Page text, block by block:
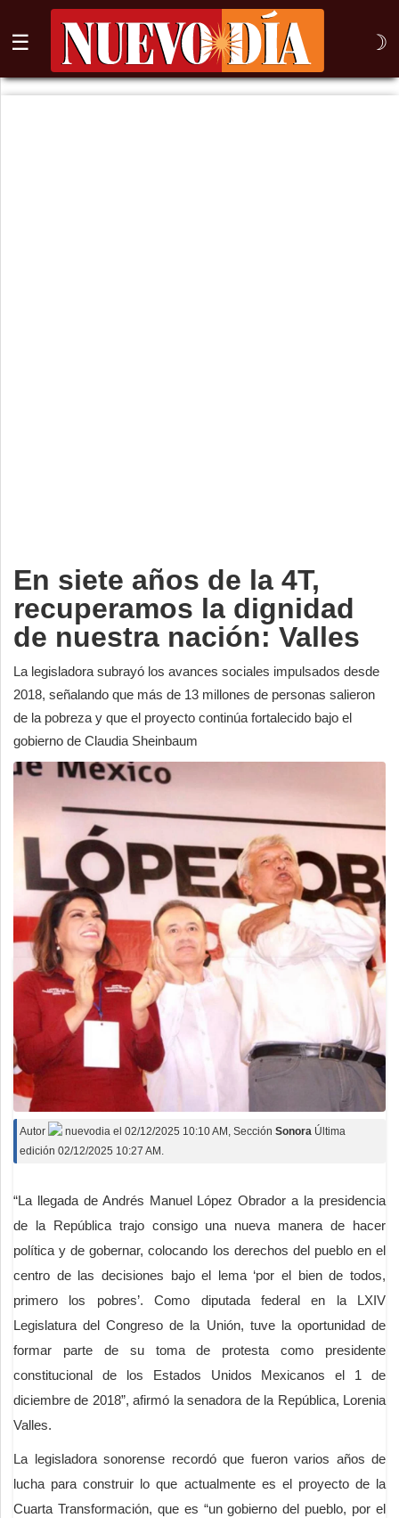
☰ ☽
⌕
En siete años de la 4T,
recuperamos la dignidad
de nuestra nación: Valles
La legisladora subrayó los avances sociales impulsados desde
2018, señalando que más de 13 millones de personas salieron
de la pobreza y que el proyecto continúa fortalecido bajo el
gobierno de Claudia Sheinbaum
Autor nuevodia el 02/12/2025 10:10 AM , Sección Sonora Última
edición 02/12/2025 10:27 AM.
“La llegada de Andrés Manuel López Obrador a la presidencia
de la República trajo consigo una nueva manera de hacer
política y de gobernar, colocando los derechos del pueblo en el
centro de las decisiones bajo el lema ‘por el bien de todos,
primero los pobres’. Como diputada federal en la LXIV
Legislatura del Congreso de la Unión, tuve la oportunidad de
formar parte de su toma de protesta como presidente
constitucional de los Estados Unidos Mexicanos el 1 de
diciembre de 2018”, afirmó la senadora de la República, Lorenia
Valles.
La legisladora sonorense recordó que fueron varios años de
lucha para construir lo que actualmente es el proyecto de la
Cuarta Transformación, que es “un gobierno del pueblo, por el